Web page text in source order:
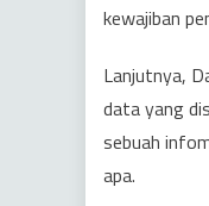
kewajiban
Lanjutnya,
data yang
sebuah
apa.